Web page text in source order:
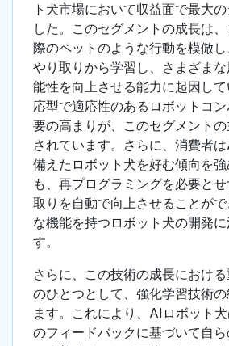
ト犬市場において収益面で最大
した。このセグメントの成長は
際のペットのような行動を模倣
やり取りから学習し、さまざま
能性を向上させる能力に起因し
応型で適応性のあるロボットコ
要の高まりが、このセグメント
されています。さらに、消費者
備えたロボット犬を好む傾向を
も、再プログラミングを必要と
取りを自動で向上させることが
な機能を持つロボット犬の開発に
す。
さらに、この技術の成長におけ
のひとつとして、強化学習技術
ます。これにより、AIロボット
のフィードバックに基づいて自